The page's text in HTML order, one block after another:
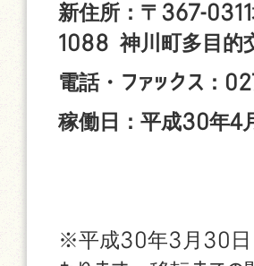
新住所：〒367-
1088 神川町多目的
電話・ファックス：
稼働日：平成30年4
※平成30年3月30日